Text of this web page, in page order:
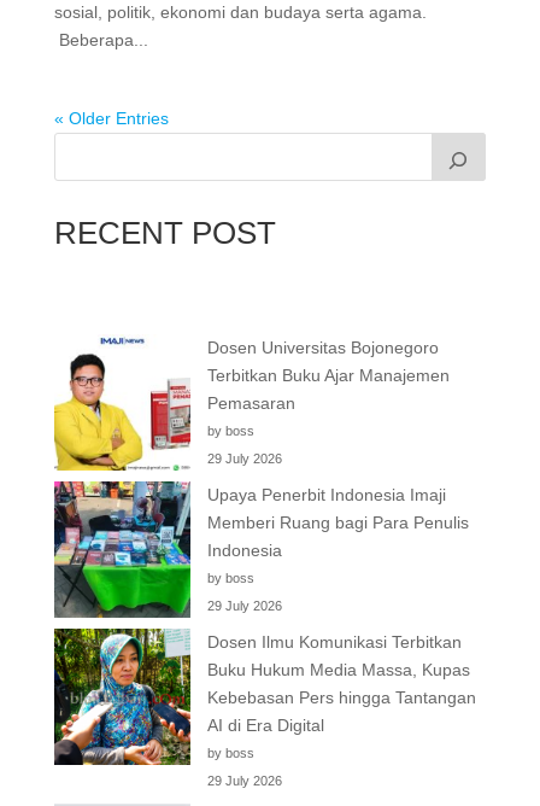
sosial, politik, ekonomi dan budaya serta agama.
Beberapa...
« Older Entries
RECENT POST
Dosen Universitas Bojonegoro
Terbitkan Buku Ajar Manajemen
Pemasaran
by boss
29 July 2026
Upaya Penerbit Indonesia Imaji
Memberi Ruang bagi Para Penulis
Indonesia
by boss
29 July 2026
Dosen Ilmu Komunikasi Terbitkan
Buku Hukum Media Massa, Kupas
Kebebasan Pers hingga Tantangan
AI di Era Digital
by boss
29 July 2026